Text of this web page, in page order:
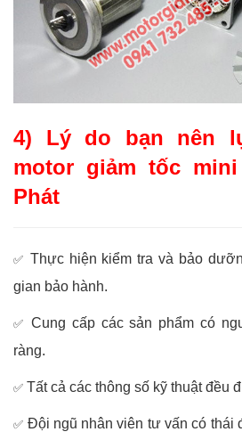
4) Lý do bạn nên
motor giảm tốc
Phát
✅ Thực hiện kiểm tra và bảo
gian bảo hành.
✅ Cung cấp các sản phẩm có
ràng.
✅ Tất cả các thông số kỹ thuật đều
✅ Đội ngũ nhân viên tư vấn có thái